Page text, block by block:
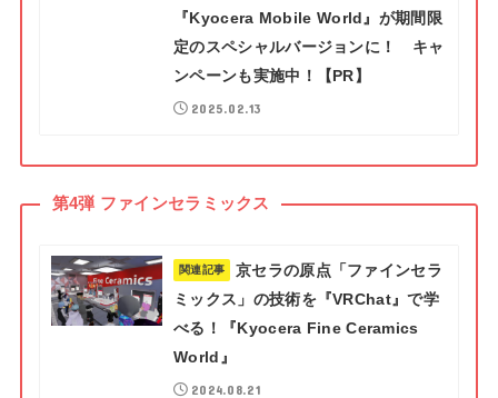
『Kyocera Mobile World』が期間限
定のスペシャルバージョンに！ キャ
ンペーンも実施中！【PR】
2025.02.13
第4弾 ファインセラミックス
関連記事
京セラの原点「ファインセラ
ミックス」の技術を『VRChat』で学
べる！『Kyocera Fine Ceramics
World』
2024.08.21